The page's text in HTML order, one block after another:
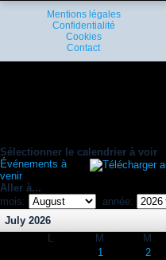
Sélectionner le calendrier à voir
Événements à
venir
Aller à...
mois:
année:
July 2026
L
M M
1
2
Mentions légales
Confidentialité
Cookies
Contact